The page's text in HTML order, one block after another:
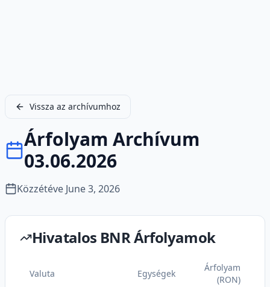
Vissza az archívumhoz
Árfolyam Archívum
03.06.2026
Közzétéve June 3, 2026
Hivatalos BNR Árfolyamok
Valuta Egységek
Árfolyam
(RON)